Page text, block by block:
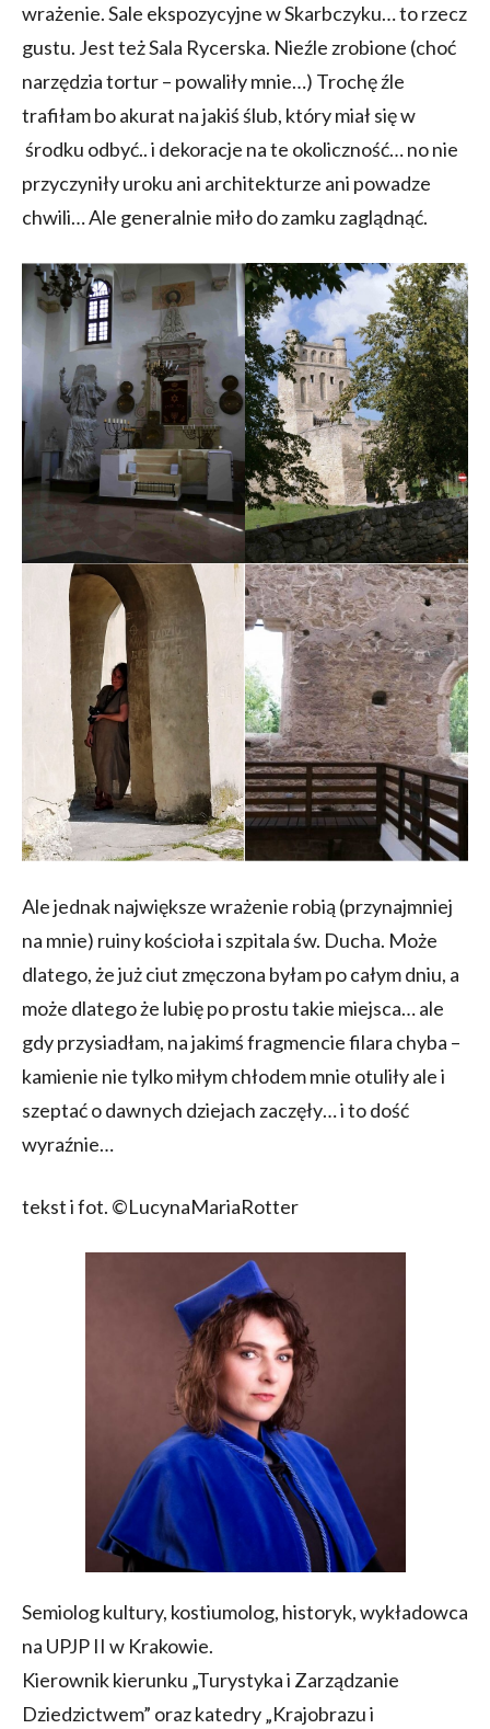
wrażenie. Sale ekspozycyjne w Skarbczyku… to rzecz
gustu. Jest też Sala Rycerska. Nieźle zrobione (choć
narzędzia tortur – powaliły mnie…) Trochę źle
trafiłam bo akurat na jakiś ślub, który miał się w
środku odbyć.. i dekoracje na te okoliczność… no nie
przyczyniły uroku ani architekturze ani powadze
chwili… Ale generalnie miło do zamku zaglądnąć.
Ale jednak największe wrażenie robią (przynajmniej
na mnie) ruiny kościoła i szpitala św. Ducha. Może
dlatego, że już ciut zmęczona byłam po całym dniu, a
może dlatego że lubię po prostu takie miejsca… ale
gdy przysiadłam, na jakimś fragmencie filara chyba –
kamienie nie tylko miłym chłodem mnie otuliły ale i
szeptać o dawnych dziejach zaczęły… i to dość
wyraźnie…
tekst i fot. ©LucynaMariaRotter
Semiolog kultury, kostiumolog, historyk, wykładowca
na UPJP II w Krakowie.
Kierownik kierunku „Turystyka i Zarządzanie
Dziedzictwem” oraz katedry „Krajobrazu i